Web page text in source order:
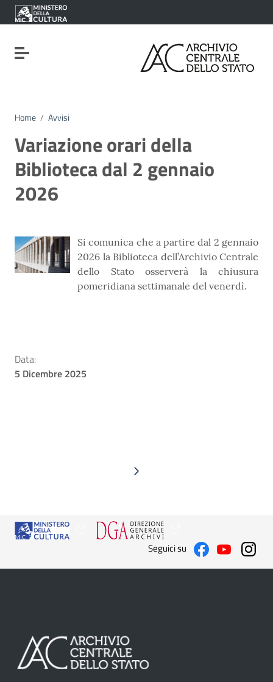
Vai ai contenuti
Vai al menu di navigazione
Vai al footer
Attiva / disattiva la navigazione
Home / Avvisi
Variazione orari della
Biblioteca dal 2 gennaio
2026
Si comunica che a partire dal 2 gennaio
2026 la Biblioteca dell’Archivio Centrale
dello Stato osserverà la chiusura
pomeridiana settimanale del venerdì.
Data:
5 Dicembre 2025
Seguici su